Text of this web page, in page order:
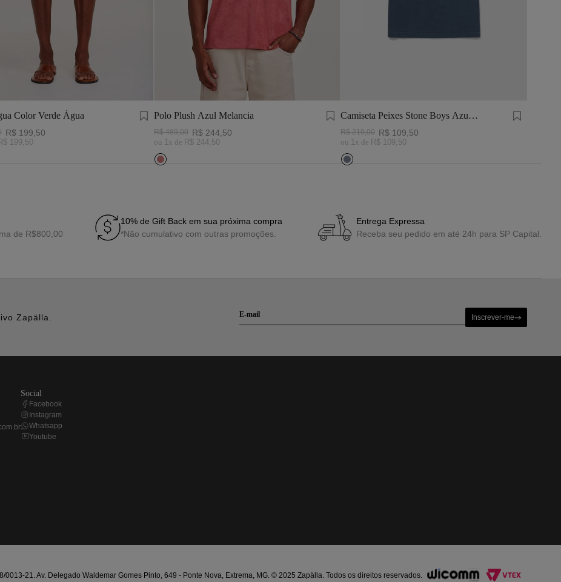
Color Verde Água
R$ 199 50
R$ 199, 50
Polo Plush Azul Melancia
R$ 489,00 R$ 244 50
ou 1x de R$ 244, 50
Camiseta Peixes Stone Boys Azul
Marinho
R$ 219,00 R$ 109 50
ou 1x de R$ 109, 50
de R$800,00
10% de Gift Back em sua próxima compra
*Não cumulativo com outras promoções.
Entrega Expressa
Receba seu pedido em até 24h para SP Capital.
Zapälla. Inscrever-me
social
Facebook
Instagram
Whatsapp
Youtube
21. Av. Delegado Waldemar Gomes Pinto, 649 - Ponte Nova, Extrema, MG. © 2025 Zapälla. Todos os direitos reservados.